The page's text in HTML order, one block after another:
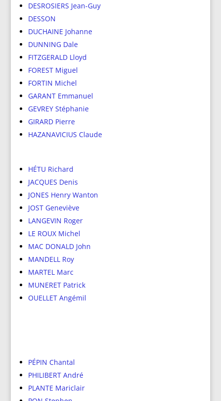
DESROSIERS Jean-Guy
DESSON
DUCHAINE Johanne
DUNNING Dale
FITZGERALD Lloyd
FOREST Miguel
FORTIN Michel
GARANT Emmanuel
GEVREY Stéphanie
GIRARD Pierre
HAZANAVICIUS Claude
HÉTU Richard
JACQUES Denis
JONES Henry Wanton
JOST Geneviève
LANGEVIN Roger
LE ROUX Michel
MAC DONALD John
MANDELL Roy
MARTEL Marc
MUNERET Patrick
OUELLET Angémil
PÉPIN Chantal
PHILIBERT André
PLANTE Mariclair